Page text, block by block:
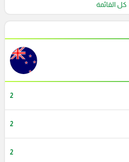
كل القائمة
2
2
2